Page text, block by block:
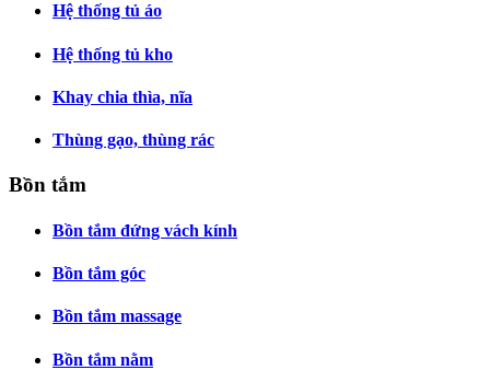
Hệ thống tủ áo
Hệ thống tủ kho
Khay chia thìa, nĩa
Thùng gạo, thùng rác
Bồn tắm
Bồn tắm đứng vách kính
Bồn tắm góc
Bồn tắm massage
Bồn tắm nằm